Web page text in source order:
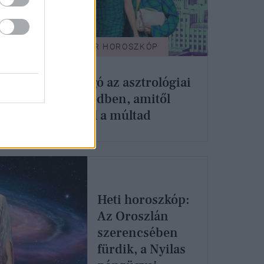
GLAMOUR HOROSZKÓP
3 bolygó az asztrológiai
képletedben, amitől
feltárul a múltad
Heti horoszkóp:
Az Oroszlán
szerencsében
fürdik, a Nyilas